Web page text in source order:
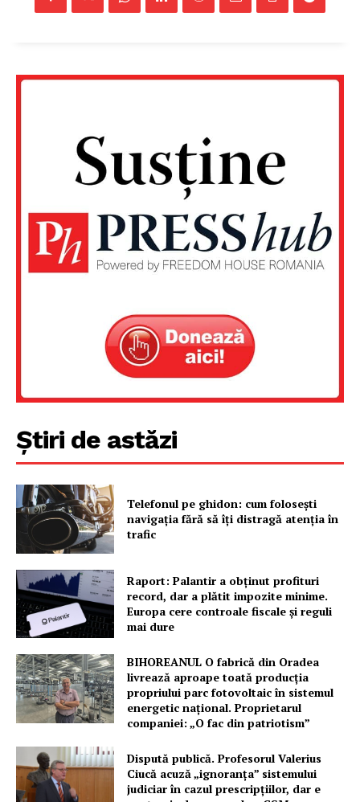
Despre noi / Echipa
Contact
Știri de astăzi
Telefonul pe ghidon: cum folosești
navigația fără să îți distragă atenția în
trafic
Raport: Palantir a obținut profituri
record, dar a plătit impozite minime.
Europa cere controale fiscale și reguli
mai dure
BIHOREANUL O fabrică din Oradea
livrează aproape toată producția
propriului parc fotovoltaic în sistemul
energetic național. Proprietarul
companiei: „O fac din patriotism”
Dispută publică. Profesorul Valerius
Ciucă acuză „ignoranța” sistemului
judiciar în cazul prescripțiilor, dar e